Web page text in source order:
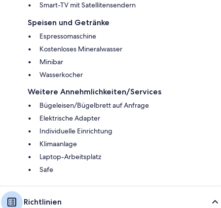
Smart-TV mit Satellitensendern
Speisen und Getränke
Espressomaschine
Kostenloses Mineralwasser
Minibar
Wasserkocher
Weitere Annehmlichkeiten/Services
Bügeleisen/Bügelbrett auf Anfrage
Elektrische Adapter
Individuelle Einrichtung
Klimaanlage
Laptop-Arbeitsplatz
Safe
Richtlinien